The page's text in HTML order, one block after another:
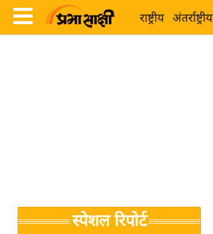
राष्ट्रीय अंतर्राष्ट्रीय
Breaking
News in
जगत
स्पेशल रिपोर्ट